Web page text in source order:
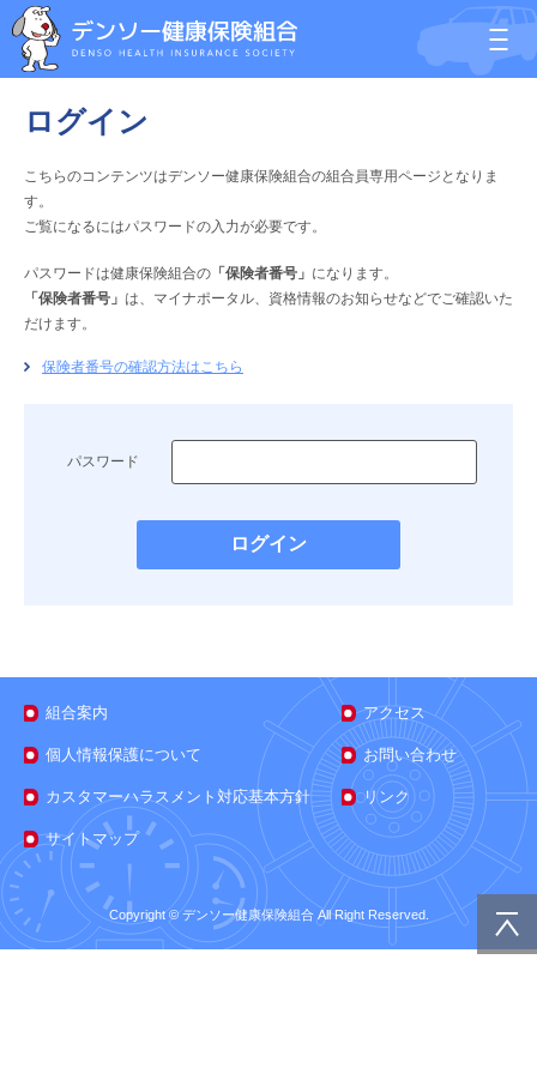
ログイン
こちらのコンテンツはデンソー健康保険組合の組合員専用ページとなりま
す。
ご覧になるにはパスワードの入力が必要です。
パスワードは健康保険組合の 「保険者番号」 になります。
「保険者番号」 は、マイナポータル、資格情報のお知らせなどでご確認いた
だけます。
保険者番号の確認方法はこちら
パスワード
組合案内 アクセス
個人情報保護について お問い合わせ
カスタマーハラスメント対応基本方針 リンク
サイトマップ
Copyright © デンソー健康保険組合 All Right Reserved.